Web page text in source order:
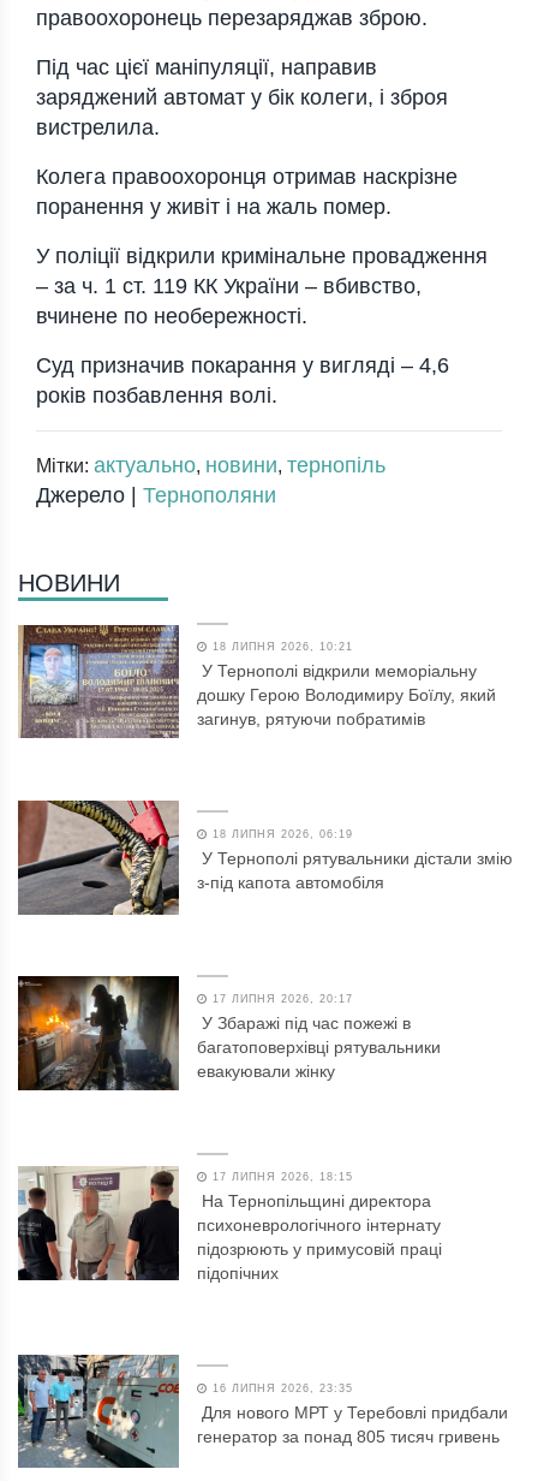
правоохоронець перезаряджав зброю.
Під час цієї маніпуляції, направив
заряджений автомат у бік колеги, і зброя
вистрелила.
Колега правоохоронця отримав наскрізне
поранення у живіт і на жаль помер.
У поліції відкрили кримінальне провадження
– за ч. 1 ст. 119 КК України – вбивство,
вчинене по необережності.
Суд призначив покарання у вигляді – 4,6
років позбавлення волі.
Мітки: актуально, новини, тернопіль
Джерело | Тернополяни
НОВИНИ
18 ЛИПНЯ 2026, 10:21
У Тернополі відкрили меморіальну
дошку Герою Володимиру Боїлу, який
загинув, рятуючи побратимів
18 ЛИПНЯ 2026, 06:19
У Тернополі рятувальники дістали змію
з-під капота автомобіля
17 ЛИПНЯ 2026, 20:17
У Збаражі під час пожежі в
багатоповерхівці рятувальники
евакуювали жінку
17 ЛИПНЯ 2026, 18:15
На Тернопільщині директора
психоневрологічного інтернату
підозрюють у примусовій праці
підопічних
16 ЛИПНЯ 2026, 23:35
Для нового МРТ у Теребовлі придбали
генератор за понад 805 тисяч гривень